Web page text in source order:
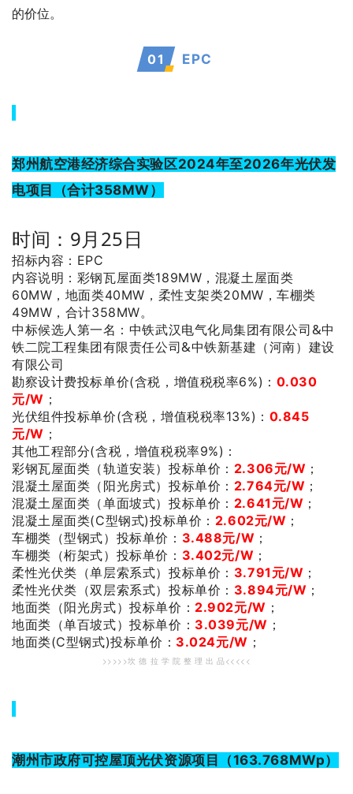
的价位。
01 EPC
郑州航空港经济综合实验区2024年至2026年光伏发
电项目（合计358MW）
时间：9月25日
招标内容：EPC
内容说明：彩钢瓦屋面类189MW，混凝土屋面类
60MW，地面类40MW，柔性支架类20MW，车棚类
49MW，合计358MW。
中标候选人第一名 ：中铁武汉电气化局集团有限公司&中
铁二院工程集团有限责任公司&中铁新基建（河南）建设
有限公司
勘察设计费投标单价(含税，增值税税率6%)： 0.030
元/W ；
光伏组件投标单价(含税，增值税税率13%)： 0.845
元/W ；
其他工程部分(含税，增值税税率9%)：
彩钢瓦屋面类（轨道安装）投标单价： 2.306元/W ；
混凝土屋面类（阳光房式）投标单价： 2.764元/W ；
混凝土屋面类（单面坡式）投标单价： 2.641元/W ；
混凝土屋面类(C型钢式)投标单价： 2.602元/W ；
车棚类（型钢式）投标单价： 3.488元/W ；
车棚类（桁架式）投标单价： 3.402元/W ；
柔性光伏类（单层索系式）投标单价： 3.791元/W ；
柔性光伏类（双层索系式）投标单价： 3.894元/W ；
地面类（阳光房式）投标单价： 2.902元/W ；
地面类（单百坡式）投标单价： 3.039元/W ；
地面类(C型钢式)投标单价： 3.024元/W ；
>>>>>坎 德 拉 学 院 整 理 出 品<<<<<
潮州市政府可控屋顶光伏资源项目（163.768MWp）